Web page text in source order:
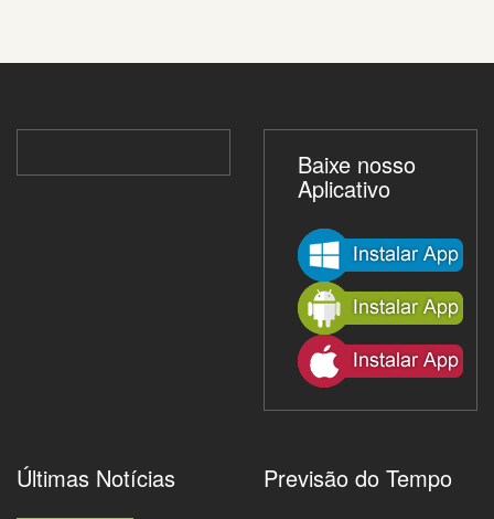
Baixe nosso
Aplicativo
Últimas Notícias Previsão do Tempo